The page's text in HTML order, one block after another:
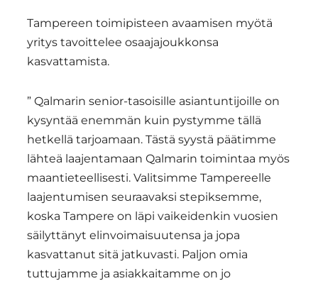
Tampereen toimipisteen avaamisen myötä
yritys tavoittelee osaajajoukkonsa
kasvattamista.
” Qalmarin senior-tasoisille asiantuntijoille on
kysyntää enemmän kuin pystymme tällä
hetkellä tarjoamaan. Tästä syystä päätimme
lähteä laajentamaan Qalmarin toimintaa myös
maantieteellisesti. Valitsimme Tampereelle
laajentumisen seuraavaksi stepiksemme,
koska Tampere on läpi vaikeidenkin vuosien
säilyttänyt elinvoimaisuutensa ja jopa
kasvattanut sitä jatkuvasti. Paljon omia
tuttujamme ja asiakkaitamme on jo